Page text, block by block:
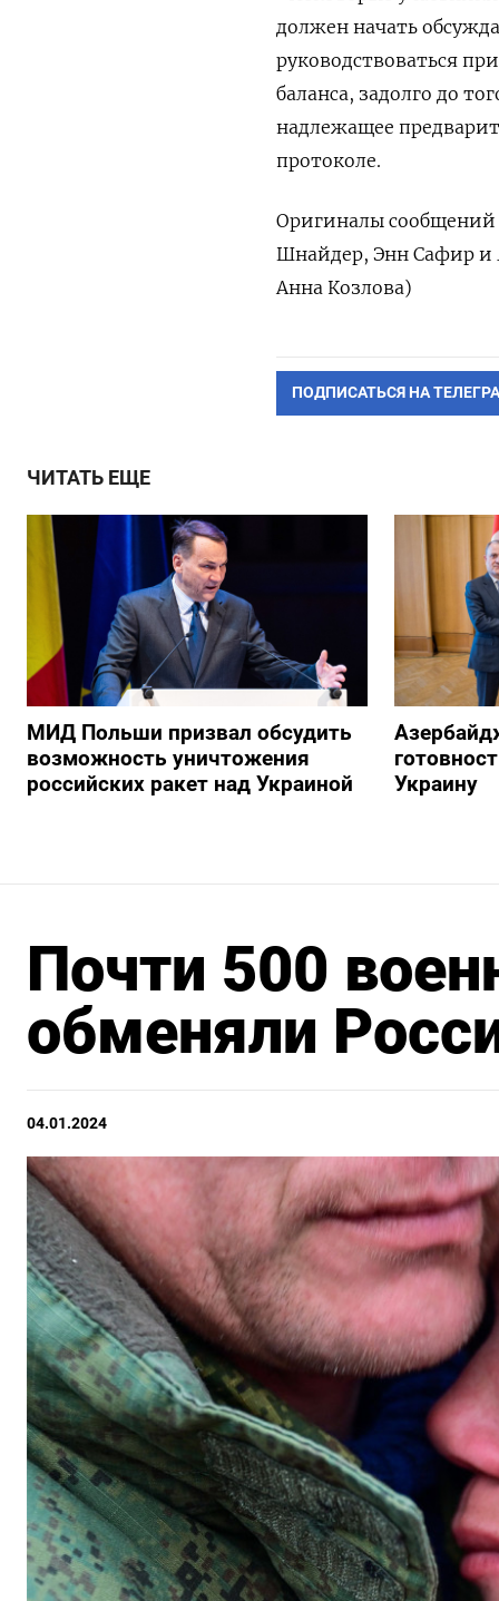
должен начать
руководствоваться
баланса, задолго до
надлежащее
протоколе.
Оригиналы сообщений
Шнайдер, Энн Сафир и
Анна Козлова)
ПОДПИСАТЬСЯ НА
ЧИТАТЬ ЕЩЕ
МИД Польши призвал обсудить
возможность уничтожения
российских ракет над Украиной
Украину
Почти 500
обменяли
04.01.2024